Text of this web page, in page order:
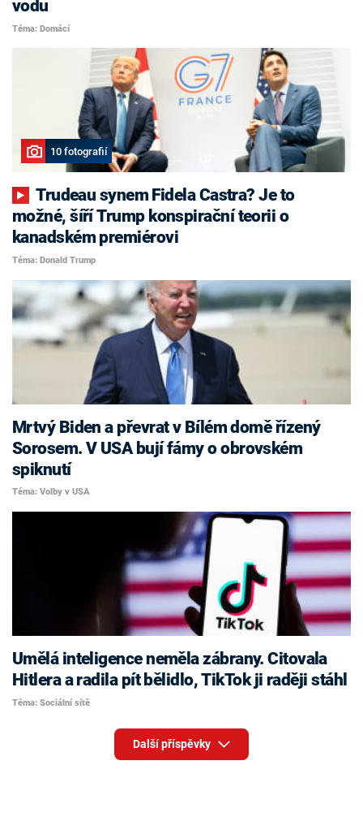
vodu
Téma: Domácí
10 fotografií
Trudeau synem Fidela Castra? Je to
možné, šíří Trump konspirační teorii o
kanadském premiérovi
Téma: Donald Trump
Mrtvý Biden a převrat v Bílém domě řízený
Sorosem. V USA bují fámy o obrovském
spiknutí
Téma: Volby v USA
Umělá inteligence neměla zábrany. Citovala
Hitlera a radila pít bělidlo, TikTok ji raději stáhl
Téma: Sociální sítě
Další příspěvky